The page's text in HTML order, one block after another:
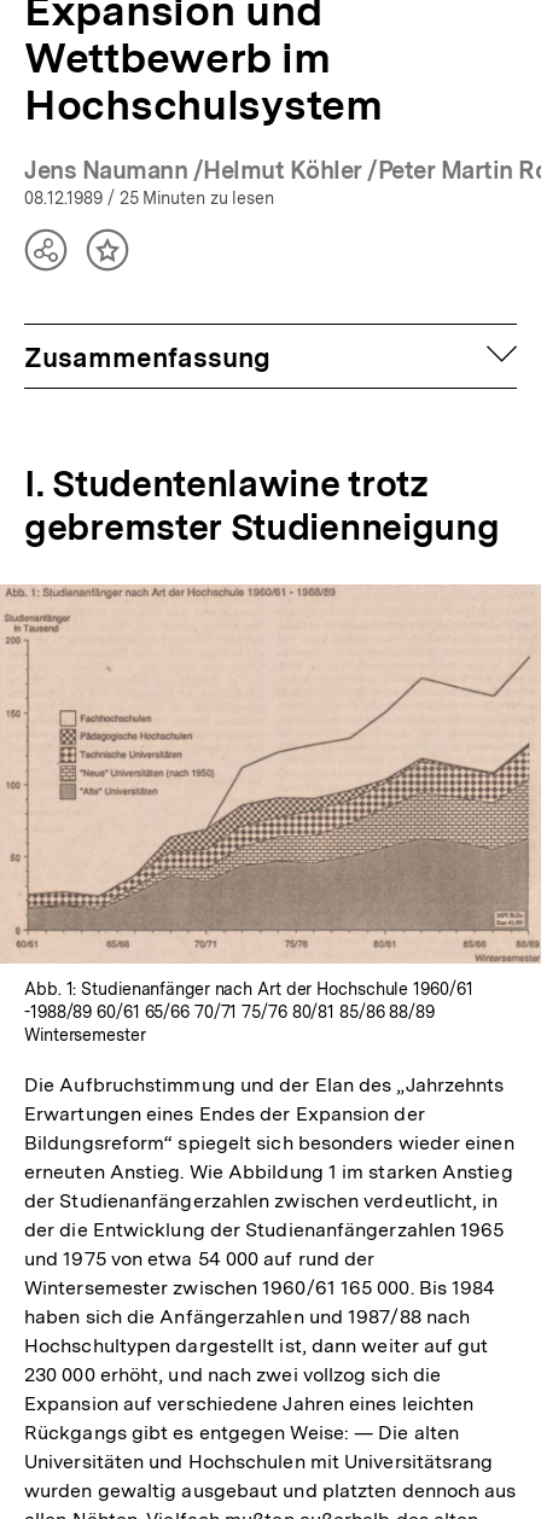
Expansion und
Wettbewerb im
Hochschulsystem
Jens Naumann /Helmut Köhler /Peter Martin
(Mehr zum Autor)
08.12.1989 / 25 Minuten zu lesen
TeilenInhalt
Zusammenfassung
I. Studentenlawine trotz
gebremster Studienneigung
Lightbox
öffnen
Abb. 1: Studienanfänger nach Art der Hochschule 1960/61
-1988/89 60/61 65/66 70/71 75/76 80/81 85/86 88/89
Wintersemester
Die Aufbruchstimmung und der Elan des „Jahrzehnts
Erwartungen eines Endes der Expansion der
Bildungsreform“ spiegelt sich besonders wieder einen
erneuten Anstieg. Wie Abbildung 1 im starken Anstieg
der Studienanfängerzahlen zwischen verdeutlicht, in
der die Entwicklung der Studienanfängerzahlen 1965
und 1975 von etwa 54 000 auf rund der
Wintersemester zwischen 1960/61 165 000. Bis 1984
haben sich die Anfängerzahlen und 1987/88 nach
Hochschultypen dargestellt ist, dann weiter auf gut
230 000 erhöht, und nach zwei vollzog sich die
Expansion auf verschiedene Jahren eines leichten
Rückgangs gibt es entgegen Weise: — Die alten
Universitäten und Hochschulen mit Universitätsrang
wurden gewaltig ausgebaut und platzten dennoch aus